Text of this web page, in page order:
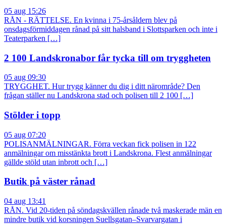
05 aug 15:26
RÅN - RÄTTELSE. En kvinna i 75-årsåldern blev på
onsdagsförmiddagen rånad på sitt halsband i Slottsparken och inte i
Teaterparken […]
2 100 Landskronabor får tycka till om tryggheten
05 aug 09:30
TRYGGHET. Hur trygg känner du dig i ditt närområde? Den
frågan ställer nu Landskrona stad och polisen till 2 100 […]
Stölder i topp
05 aug 07:20
POLISANMÄLNINGAR. Förra veckan fick polisen in 122
anmälningar om misstänkta brott i Landskrona. Flest anmälningar
gällde stöld utan inbrott och […]
Butik på väster rånad
04 aug 13:41
RÅN. Vid 20-tiden på söndagskvällen rånade två maskerade män en
mindre butik vid korsningen Suellsgatan–Svarvargatan i